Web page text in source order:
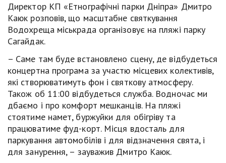
Директор КП «Етнографічні парки Дніпра» Дмитро
Каюк розповів, що масштабне святкування
Водохреща міськрада організовує на пляжі парку
Сагайдак.
– Саме там буде встановлено сцену, де відбудеться
концертна програма за участю місцевих колективів,
які створюватимуть фон і святкову атмосферу.
Також об 11:00 відбудеться служба. Водночас ми
дбаємо і про комфорт мешканців. На пляжі
стоятиме намет, буржуйки для обігріву та
працюватиме фуд-корт. Місця вдосталь для
паркування автомобілів і для відзначення свята, і
для занурення, – зауважив Дмитро Каюк.